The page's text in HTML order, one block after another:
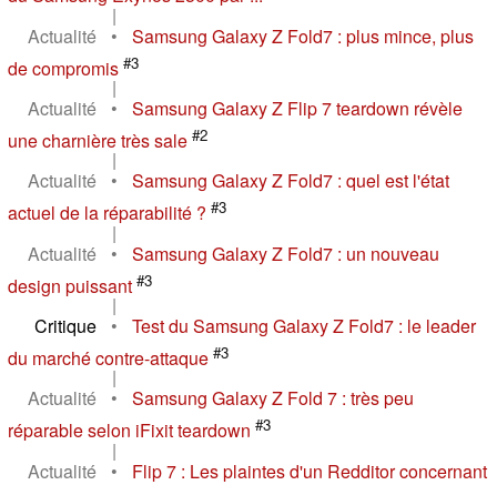
|
Actualité
•
Samsung Galaxy Z Fold7 : plus mince, plus
de compromis #3
|
Actualité
•
Samsung Galaxy Z Flip 7 teardown révèle
une charnière très sale #2
|
Actualité
•
Samsung Galaxy Z Fold7 : quel est l'état
actuel de la réparabilité ? #3
|
Actualité
•
Samsung Galaxy Z Fold7 : un nouveau
design puissant #3
|
Critique
•
Test du Samsung Galaxy Z Fold7 : le leader
du marché contre-attaque #3
|
Actualité
•
Samsung Galaxy Z Fold 7 : très peu
réparable selon iFixit teardown #3
|
Actualité
•
Flip 7 : Les plaintes d'un Redditor concernant